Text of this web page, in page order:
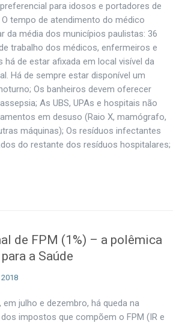
para idosos e portadores de
tempo de atendimento do médico
da média dos municípios paulistas: 36
trabalho dos médicos, enfermeiros e
há de estar afixada em local visível da
Há de sempre estar disponível um
Os banheiros devem oferecer
As UBS, UPAs e hospitais não
em desuso (Raio X, mamógrafo,
máquinas); Os resíduos infectantes
do restante dos resíduos hospitalares;
de FPM (1%) – a polêmica
a Saúde
em julho e dezembro, há queda na
impostos que compõem o FPM (IR e